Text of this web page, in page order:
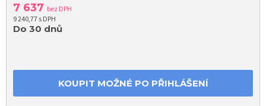
7 637 bez DPH
9 240,77 s DPH
Do 30 dnů
KOUPIT MOŽNÉ PO PŘIHLÁŠENÍ